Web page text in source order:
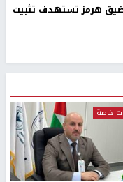
هرمز تستهدف تثبيت
خاصة